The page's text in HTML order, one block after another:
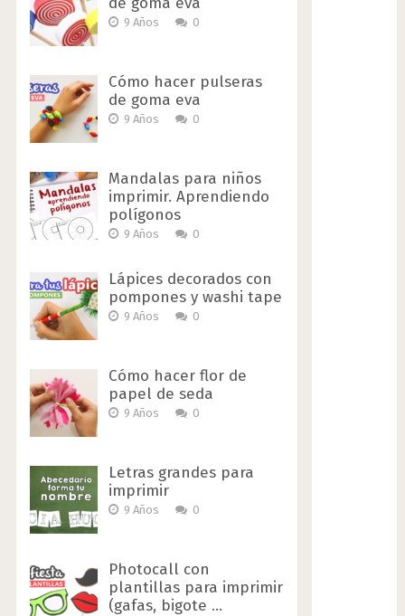
9 Años 0
Cómo hacer pulseras
de goma eva
9 Años 0
Mandalas para niños
imprimir. Aprendiendo
polígonos
9 Años 0
Lápices decorados con
pompones y washi tape
9 Años 0
Cómo hacer flor de
papel de seda
9 Años 0
Letras grandes para
imprimir
9 Años 0
Photocall con
plantillas para imprimir
(gafas, bigote …